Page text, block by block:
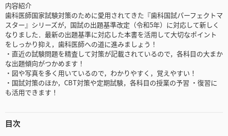
内容紹介
歯科医師国家試験対策のために愛用されてきた『歯科国試パーフェクトマ
スター』シリーズが，国試の出題基準改定（令和5年）に対応して新しく
なりました．最新の出題基準に対応した本書を活用して大切なポイント
をしっかり抑え，歯科医師への道に進みましょう！
・直近の試験問題を精査して対策が記載されているので，各科目の大まか
な出題傾向がつかめます！
・図や写真を多く用いているので，わかりやすく，覚えやすい！
・国試対策のほか，CBT対策や定期試験，各科目の授業の予習 ・復習に
も活用できます！
目次